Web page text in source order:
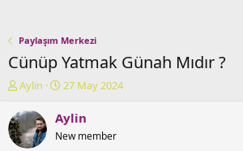
Paylaşım Merkezi
Cünüp Yatmak Günah Mıdır ?
K
n
u
y
Aylin
B
ş
l
a
27 May 2024
Aylin
New member